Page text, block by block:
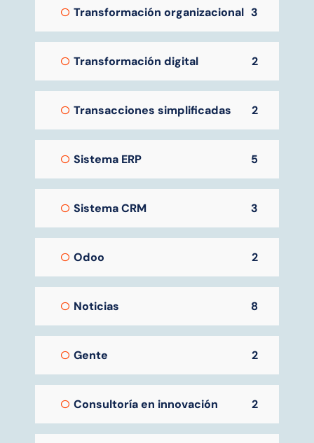
Transformación organizacional 3
Transformación digital 2
Transacciones simplificadas 2
Sistema ERP 5
Sistema CRM 3
Odoo 2
Noticias 8
Gente 2
Consultoría en innovación 2